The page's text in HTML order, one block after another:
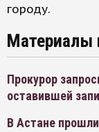
городу.
Материалы
Прокурор
оставившей
В Астане